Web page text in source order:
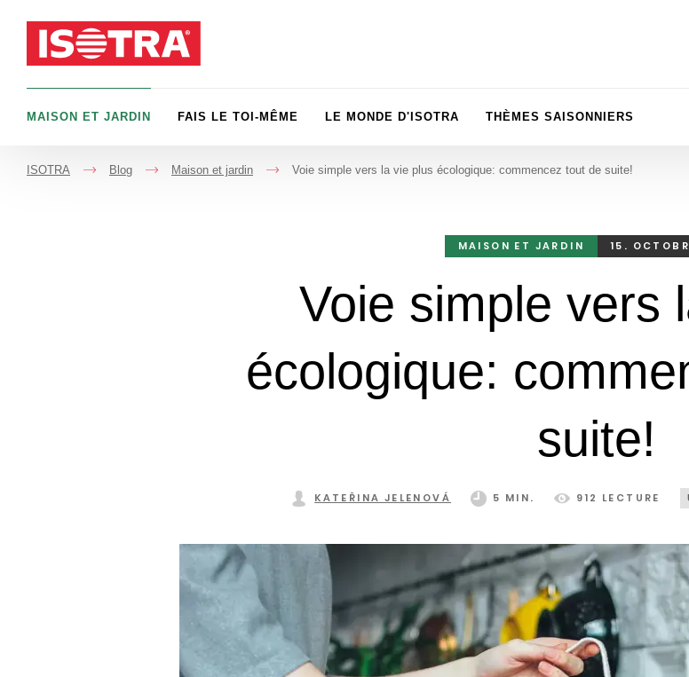
MAISON ET JARDIN FAIS LE TOI-MÊME LE MONDE D'ISOTRA THÈMES SAISONNIERS
ISOTRA
->
Blog
->
Maison et jardin
->
Voie simple vers la vie plus écologique: commencez tout de suite!
MAISON ET JARDIN 15.
Voie simple vers
écologique:
suite!
KATEŘINA JELENOVÁ 5 MIN. 912 LECTURE